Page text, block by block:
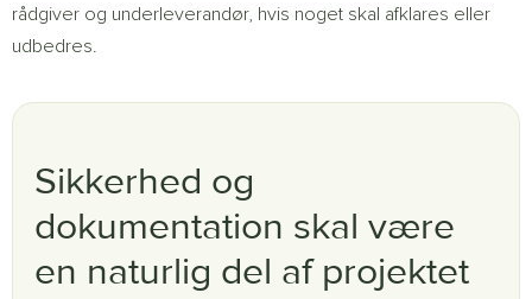
rådgiver og underleverandør, hvis noget skal afklares eller
udbedres.
Sikkerhed og
dokumentation skal være
en naturlig del af projektet